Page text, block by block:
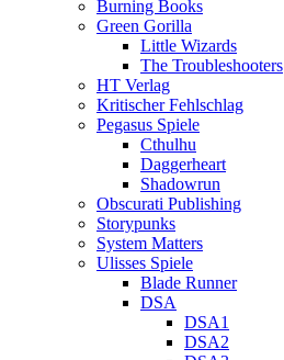
Burning Books
Green Gorilla
Little Wizards
The Troubleshooters
HT Verlag
Kritischer Fehlschlag
Pegasus Spiele
Cthulhu
Daggerheart
Shadowrun
Obscurati Publishing
Storypunks
System Matters
Ulisses Spiele
Blade Runner
DSA
DSA1
DSA2